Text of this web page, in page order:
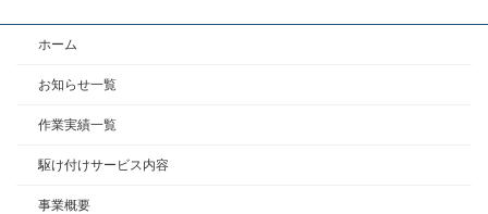
ホーム
お知らせ一覧
作業実績一覧
駆け付けサービス内容
事業概要